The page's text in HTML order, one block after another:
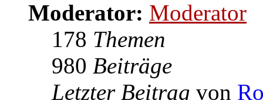
sich z.Z. nicht
Moderator: Moderator
178 Themen
980Beiträge